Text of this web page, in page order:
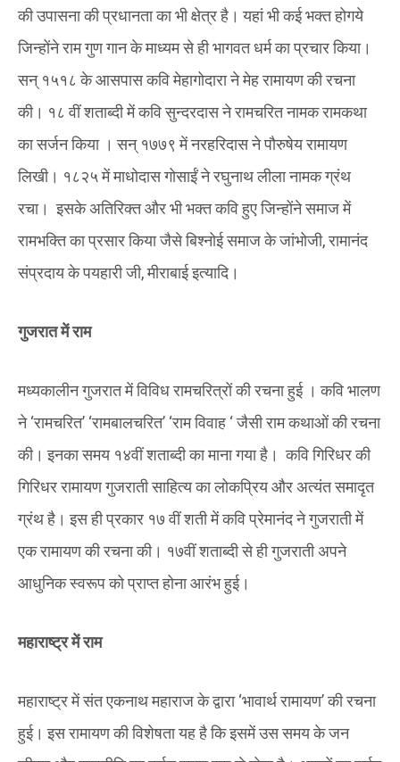
की उपासना की प्रधानता का भी क्षेत्र है। यहां भी कई भक्त होगये
जिन्होंने राम गुण गान के माध्यम से ही भागवत धर्म का प्रचार किया।
सन् १५१८ के आसपास कवि मेहागोदारा ने मेह रामायण की रचना
की। १८ वीं शताब्दी में कवि सुन्दरदास ने रामचरित नामक रामकथा
का सर्जन किया । सन् १७७९ में नरहरिदास ने पौरुषेय रामायण
लिखी। १८२५ में माधोदास गोसाईं ने रघुनाथ लीला नामक ग्रंथ
रचा। इसके अतिरिक्त और भी भक्त कवि हुए जिन्होंने समाज में
रामभक्ति का प्रसार किया जैसे बिश्नोई समाज के जांभोजी, रामानंद
संप्रदाय के पयहारी जी, मीराबाई इत्यादि।
गुजरात में राम
मध्यकालीन गुजरात में विविध रामचरित्रों की रचना हुई । कवि भालण
ने ‘रामचरित’ ‘रामबालचरित’ ‘राम विवाह ‘ जैसी राम कथाओं की रचना
की। इनका समय १४वीं शताब्दी का माना गया है। कवि गिरिधर की
गिरिधर रामायण गुजराती साहित्य का लोकप्रिय और अत्यंत समादृत
ग्रंथ है। इस ही प्रकार १७ वीं शती में कवि प्रेमानंद ने गुजराती में
एक रामायण की रचना की। १७वीं शताब्दी से ही गुजराती अपने
आधुनिक स्वरूप को प्राप्त होना आरंभ हुई।
महाराष्ट्र में राम
महाराष्ट्र में संत एकनाथ महाराज के द्वारा ‘भावार्थ रामायण’ की रचना
हुई। इस रामायण की विशेषता यह है कि इसमें उस समय के जन